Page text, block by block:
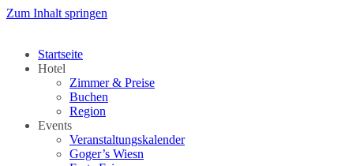
Zum Inhalt springen
Startseite
Hotel
Zimmer & Preise
Buchen
Region
Events
Veranstaltungskalender
Goger’s Wiesn